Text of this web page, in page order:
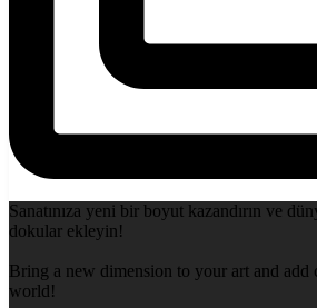
Sanatınıza yeni bir boyut kazandırın ve
dokular ekleyin!
Bring a new dimension to your art and
world!